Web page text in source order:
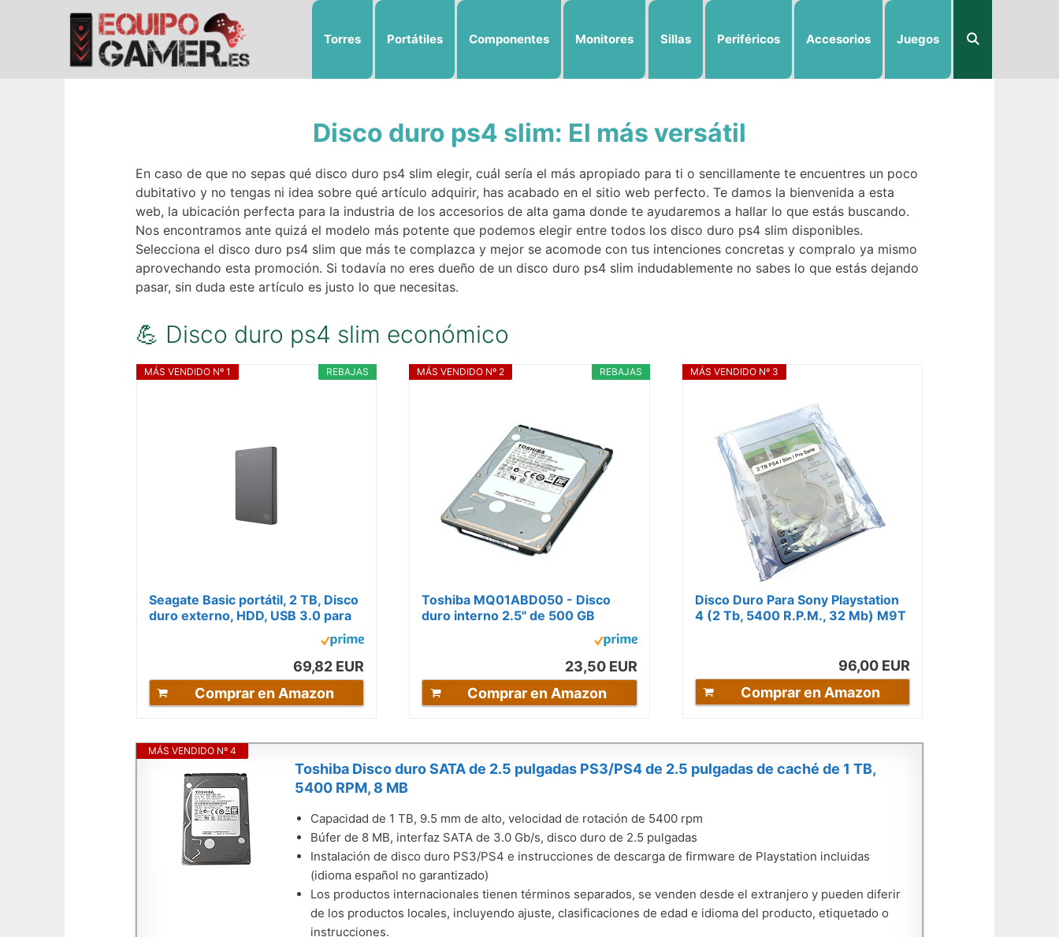
Torres Portátiles Componentes Monitores Sillas Periféricos Accesorios Juegos
Disco duro ps4 slim: El más versátil
En caso de que no sepas qué disco duro ps4 slim elegir, cuál sería el más apropiado para ti o sencillamente te encuentres un poco
dubitativo y no tengas ni idea sobre qué artículo adquirir, has acabado en el sitio web perfecto. Te damos la bienvenida a esta
web, la ubicación perfecta para la industria de los accesorios de alta gama donde te ayudaremos a hallar lo que estás buscando.
Nos encontramos ante quizá el modelo más potente que podemos elegir entre todos los disco duro ps4 slim disponibles.
Selecciona el disco duro ps4 slim que más te complazca y mejor se acomode con tus intenciones concretas y compralo ya mismo
aprovechando esta promoción. Si todavía no eres dueño de un disco duro ps4 slim indudablemente no sabes lo que estás dejando
pasar, sin duda este artículo es justo lo que necesitas.
💪 Disco duro ps4 slim económico
REBAJAS
MÁS VENDIDO Nº 1
Seagate Basic portátil, 2 TB, Disco
duro externo, HDD, USB 3.0 para
69,82 EUR
Comprar en Amazon
REBAJAS
MÁS VENDIDO Nº 2
Toshiba MQ01ABD050 - Disco
duro interno 2.5" de 500 GB
23,50 EUR
Comprar en Amazon
MÁS VENDIDO Nº 3
Disco Duro Para Sony Playstation
4 (2 Tb, 5400 R.P.M., 32 Mb) M9T
96,00 EUR
Comprar en Amazon
MÁS VENDIDO Nº 4
Toshiba Disco duro SATA de 2.5 pulgadas PS3/PS4 de 2.5 pulgadas de caché de 1 TB,
5400 RPM, 8 MB
Capacidad de 1 TB, 9.5 mm de alto, velocidad de rotación de 5400 rpm
Búfer de 8 MB, interfaz SATA de 3.0 Gb/s, disco duro de 2.5 pulgadas
Instalación de disco duro PS3/PS4 e instrucciones de descarga de firmware de Playstation incluidas
(idioma español no garantizado)
Los productos internacionales tienen términos separados, se venden desde el extranjero y pueden diferir
de los productos locales, incluyendo ajuste, clasificaciones de edad e idioma del producto, etiquetado o
instrucciones.